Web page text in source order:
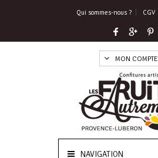
Qui sommes-nous ? CGV
MON COMPTE
NAVIGATION